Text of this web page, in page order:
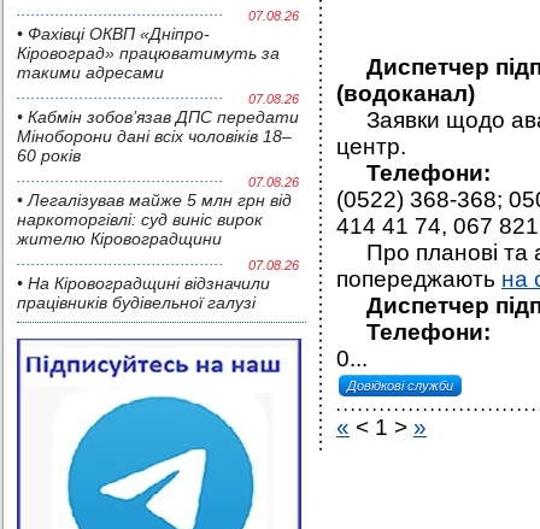
07.08.26
• Фахівці ОКВП «Дніпро-
Кіровоград» працюватимуть за
такими адресами
07.08.26
• Кабмін зобов’язав ДПС передати
Міноборони дані всіх чоловіків 18–
60 років
07.08.26
• Легалізував майже 5 млн грн від
наркоторгівлі: суд виніс вирок
жителю Кіровоградщини
07.08.26
• На Кіровоградщині відзначили
працівників будівельної галузі
Диспетчер
(водоканал)
Заявки щодо
центр.
Телефони:
(0522) 368-368;
414 41 74, 067
Про планові та
попереджають на
Диспетчер
Телефони:
0...
Довідкові служби
« < 1 > »